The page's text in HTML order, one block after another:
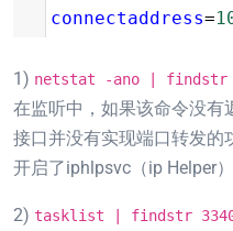
connectaddress=
1) netstat -ano | findstr
在监听中，如果该命令没有
接口并没有实现端口转发的
开启了iphlpsvc（ip Helper）
2) tasklist | findstr